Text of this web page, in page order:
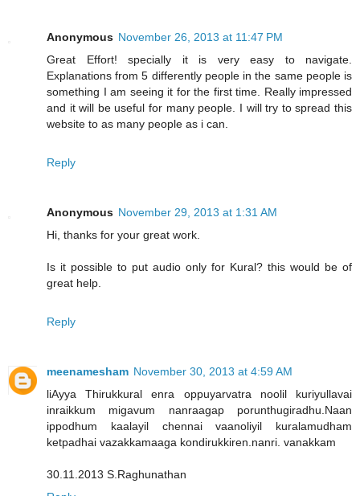
Anonymous November 26, 2013 at 11:47 PM
Great Effort! specially it is very easy to navigate.
Explanations from 5 differently people in the same people is
something I am seeing it for the first time. Really impressed
and it will be useful for many people. I will try to spread this
website to as many people as i can.
Reply
Anonymous November 29, 2013 at 1:31 AM
Hi, thanks for your great work.
Is it possible to put audio only for Kural? this would be of
great help.
Reply
meenamesham November 30, 2013 at 4:59 AM
liAyya Thirukkural enra oppuyarvatra noolil kuriyullavai
inraikkum migavum nanraagap porunthugiradhu.Naan
ippodhum kaalayil chennai vaanoliyil kuralamudham
ketpadhai vazakkamaaga kondirukkiren.nanri. vanakkam
30.11.2013 S.Raghunathan